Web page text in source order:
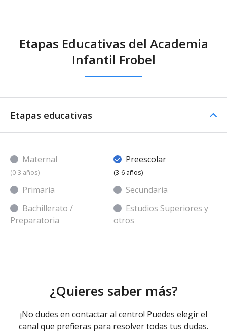
Etapas Educativas del Academia
Infantil Frobel
Etapas educativas
Maternal
(0-3 años)
Preescolar
(3-6 años)
Primaria
Secundaria
Bachillerato /
Preparatoria
Estudios Superiores y
otros
¿Quieres saber más?
¡No dudes en contactar al centro! Puedes elegir el
canal que prefieras para resolver todas tus dudas.